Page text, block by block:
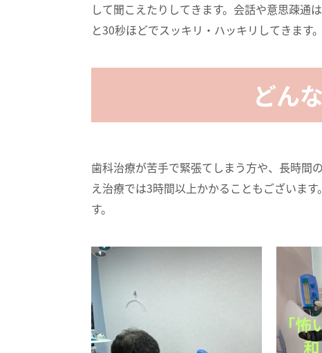
して聞こえたりしてきます。会話や意思疎通
と30秒ほどでスッキリ・ハッキリしてきます。
どん
歯科治療が苦手で緊張てしまう方や、長時間
え治療では3時間以上かかることもございま
す。